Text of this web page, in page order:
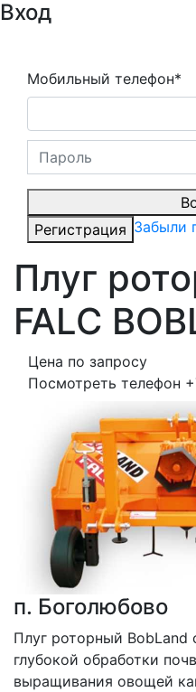
Вход
Мобильный телефон*
Регистрация Забыли
Плуг
FALC
Цена по запросу
Посмотреть телефон
п. Боголюбово
Плуг роторный BobLand
глубокой обработки
выращивания овощей